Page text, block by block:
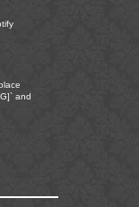
and